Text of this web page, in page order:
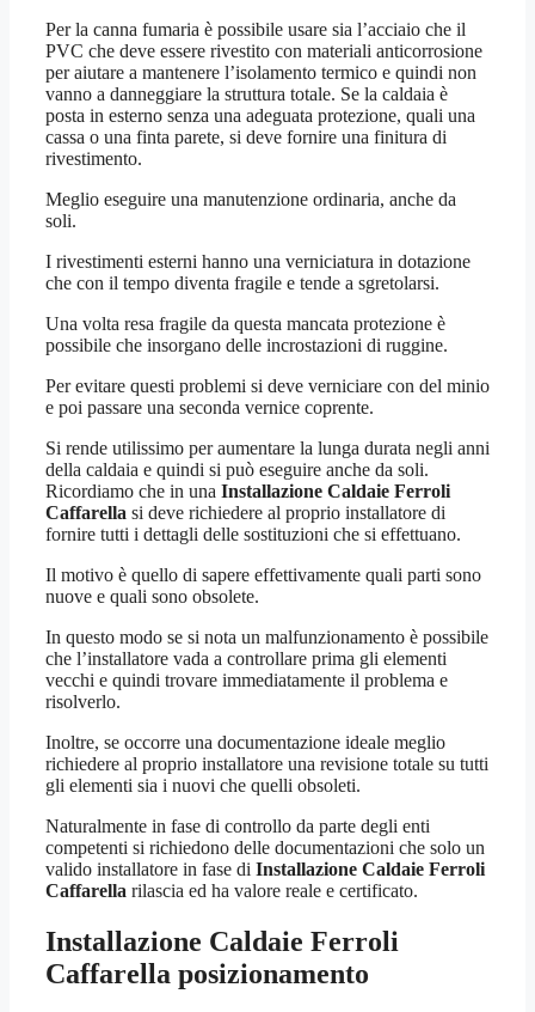
Per la canna fumaria è possibile usare sia l’acciaio che il
PVC che deve essere rivestito con materiali anticorrosione
per aiutare a mantenere l’isolamento termico e quindi non
vanno a danneggiare la struttura totale. Se la caldaia è
posta in esterno senza una adeguata protezione, quali una
cassa o una finta parete, si deve fornire una finitura di
rivestimento.
Meglio eseguire una manutenzione ordinaria, anche da
soli.
I rivestimenti esterni hanno una verniciatura in dotazione
che con il tempo diventa fragile e tende a sgretolarsi.
Una volta resa fragile da questa mancata protezione è
possibile che insorgano delle incrostazioni di ruggine.
Per evitare questi problemi si deve verniciare con del minio
e poi passare una seconda vernice coprente.
Si rende utilissimo per aumentare la lunga durata negli anni
della caldaia e quindi si può eseguire anche da soli.
Ricordiamo che in una Installazione Caldaie Ferroli
Caffarella si deve richiedere al proprio installatore di
fornire tutti i dettagli delle sostituzioni che si effettuano.
Il motivo è quello di sapere effettivamente quali parti sono
nuove e quali sono obsolete.
In questo modo se si nota un malfunzionamento è possibile
che l’installatore vada a controllare prima gli elementi
vecchi e quindi trovare immediatamente il problema e
risolverlo.
Inoltre, se occorre una documentazione ideale meglio
richiedere al proprio installatore una revisione totale su tutti
gli elementi sia i nuovi che quelli obsoleti.
Naturalmente in fase di controllo da parte degli enti
competenti si richiedono delle documentazioni che solo un
valido installatore in fase di Installazione Caldaie Ferroli
Caffarella rilascia ed ha valore reale e certificato.
Installazione Caldaie Ferroli
Caffarella posizionamento